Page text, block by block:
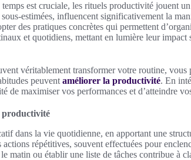
est cruciale, les rituels productivité jouent
estimées, influencent significativement la
des pratiques concrètes qui permettent
et quotidiens, mettant en lumière leur impact
véritablement transformer votre routine, vous
peuvent améliorer la productivité. En
de maximiser vos performances et d’atteindre
productivité
dans la vie quotidienne, en apportant une
actions répétitives, souvent effectuées pour
matin ou établir une liste de tâches contribue à